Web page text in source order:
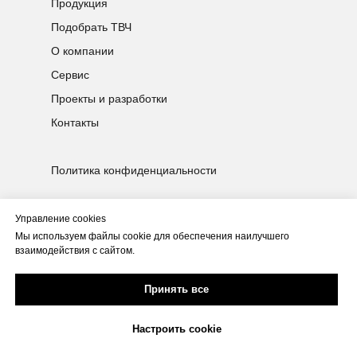
© 2025 НПК ООО «Магнит М»
ОГРН 1177031067840 / ИНН 7017420503
1
Политика конфиденциальности
Сервис
Продукция
Подобрать ТВЧ
О компании
Проекты и разработки
Контакты
Проект поддержан грантом от
Фонда содействия инновациям
Fasie.ru
Управление cookies
Мы используем файлы cookie для обеспечения наилучшего
взаимодействия с сайтом.
Принять все
Настроить cookie